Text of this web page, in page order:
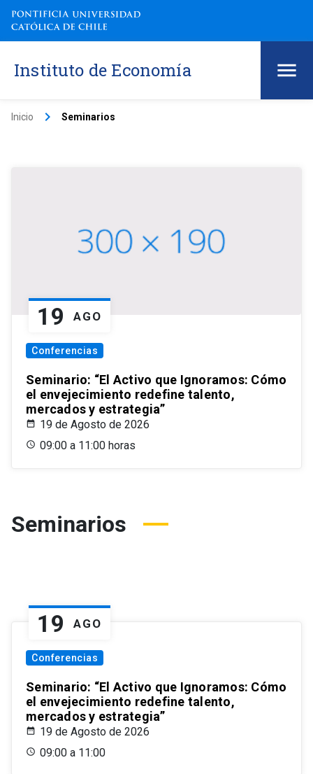
Instituto de Economía
Inicio keyboard_arrow_right Seminarios
19 AGO
Conferencias
Seminario: “El Activo que Ignoramos: Cómo
el envejecimiento redefine talento,
mercados y estrategia”
19 de Agosto de 2026
09:00 a 11:00 horas
Seminarios
19 AGO
Conferencias
Seminario: “El Activo que Ignoramos: Cómo
el envejecimiento redefine talento,
mercados y estrategia”
19 de Agosto de 2026
09:00 a 11:00